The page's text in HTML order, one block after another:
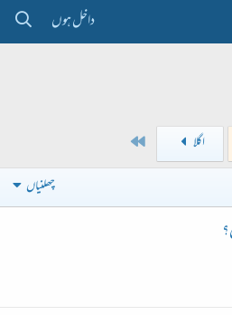
داخل ہوں
اگلا
چھلنیاں